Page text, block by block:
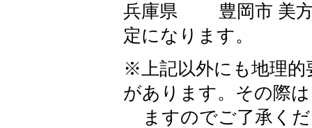
兵庫県 豊岡市 美方
定になります。
※上記以外にも地理的
があります。その際
ますのでご了承く